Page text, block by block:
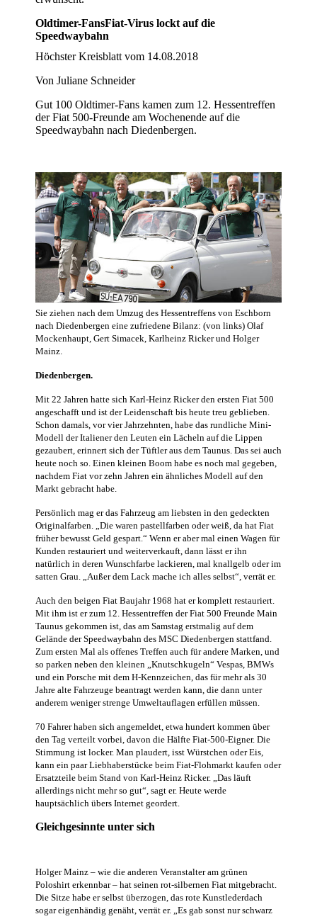
Oldtimer-FansFiat-Virus lockt auf die
Speedwaybahn
Höchster Kreisblatt vom 14.08.2018
Von Juliane Schneider
Gut 100 Oldtimer-Fans kamen zum 12. Hessentreffen
der Fiat 500-Freunde am Wochenende auf die
Speedwaybahn nach Diedenbergen.
Sie ziehen nach dem Umzug des Hessentreffens von Eschborn
nach Diedenbergen eine zufriedene Bilanz: (von links) Olaf
Mockenhaupt, Gert Simacek, Karlheinz Ricker und Holger
Mainz.
Diedenbergen.
Mit 22 Jahren hatte sich Karl-Heinz Ricker den ersten Fiat 500
angeschafft und ist der Leidenschaft bis heute treu geblieben.
Schon damals, vor vier Jahrzehnten, habe das rundliche Mini-
Modell der Italiener den Leuten ein Lächeln auf die Lippen
gezaubert, erinnert sich der Tüftler aus dem Taunus. Das sei auch
heute noch so. Einen kleinen Boom habe es noch mal gegeben,
nachdem Fiat vor zehn Jahren ein ähnliches Modell auf den
Markt gebracht habe.
Persönlich mag er das Fahrzeug am liebsten in den gedeckten
Originalfarben. „Die waren pastellfarben oder weiß, da hat Fiat
früher bewusst Geld gespart.“ Wenn er aber mal einen Wagen für
Kunden restauriert und weiterverkauft, dann lässt er ihn
natürlich in deren Wunschfarbe lackieren, mal knallgelb oder im
satten Grau. „Außer dem Lack mache ich alles selbst“, verrät er.
Auch den beigen Fiat Baujahr 1968 hat er komplett restauriert.
Mit ihm ist er zum 12. Hessentreffen der Fiat 500 Freunde Main
Taunus gekommen ist, das am Samstag erstmalig auf dem
Gelände der Speedwaybahn des MSC Diedenbergen stattfand.
Zum ersten Mal als offenes Treffen auch für andere Marken, und
so parken neben den kleinen „Knutschkugeln“ Vespas, BMWs
und ein Porsche mit dem H-Kennzeichen, das für mehr als 30
Jahre alte Fahrzeuge beantragt werden kann, die dann unter
anderem weniger strenge Umweltauflagen erfüllen müssen.
70 Fahrer haben sich angemeldet, etwa hundert kommen über
den Tag verteilt vorbei, davon die Hälfte Fiat-500-Eigner. Die
Stimmung ist locker. Man plaudert, isst Würstchen oder Eis,
kann ein paar Liebhaberstücke beim Fiat-Flohmarkt kaufen oder
Ersatzteile beim Stand von Karl-Heinz Ricker. „Das läuft
allerdings nicht mehr so gut“, sagt er. Heute werde
hauptsächlich übers Internet geordert.
Gleichgesinnte unter sich
Holger Mainz – wie die anderen Veranstalter am grünen
Poloshirt erkennbar – hat seinen rot-silbernen Fiat mitgebracht.
Die Sitze habe er selbst überzogen, das rote Kunstlederdach
sogar eigenhändig genäht, verrät er. „Es gab sonst nur schwarz